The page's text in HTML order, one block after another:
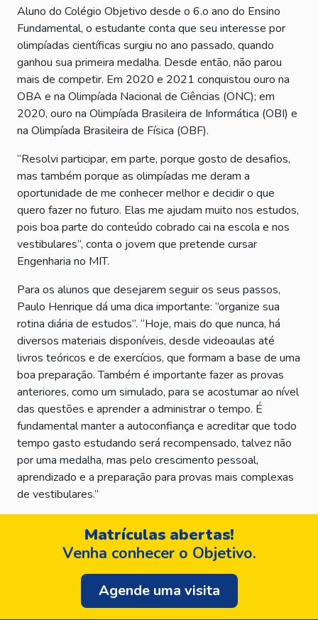
Aluno do Colégio Objetivo desde o 6.o ano do Ensino
Fundamental, o estudante conta que seu interesse por
olimpíadas científicas surgiu no ano passado, quando
ganhou sua primeira medalha. Desde então, não parou
mais de competir. Em 2020 e 2021 conquistou ouro na
OBA e na Olimpíada Nacional de Ciências (ONC); em
2020, ouro na Olimpíada Brasileira de Informática (OBI) e
na Olimpíada Brasileira de Física (OBF).
“Resolvi participar, em parte, porque gosto de desafios,
mas também porque as olimpíadas me deram a
oportunidade de me conhecer melhor e decidir o que
quero fazer no futuro. Elas me ajudam muito nos estudos,
pois boa parte do conteúdo cobrado cai na escola e nos
vestibulares”, conta o jovem que pretende cursar
Engenharia no MIT.
Para os alunos que desejarem seguir os seus passos,
Paulo Henrique dá uma dica importante: “organize sua
rotina diária de estudos”. “Hoje, mais do que nunca, há
diversos materiais disponíveis, desde videoaulas até
livros teóricos e de exercícios, que formam a base de uma
boa preparação. Também é importante fazer as provas
anteriores, como um simulado, para se acostumar ao nível
das questões e aprender a administrar o tempo. É
fundamental manter a autoconfiança e acreditar que todo
tempo gasto estudando será recompensado, talvez não
por uma medalha, mas pelo crescimento pessoal,
aprendizado e a preparação para provas mais complexas
de vestibulares.”
Matrículas abertas!
Venha conhecer o Objetivo.
Agende uma visita